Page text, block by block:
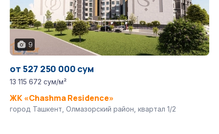
9
от 527 250 000 сум
13 115 672 сум/м²
ЖК «Chashma Residence»
город Ташкент, Олмазорский район, квартал 1/2